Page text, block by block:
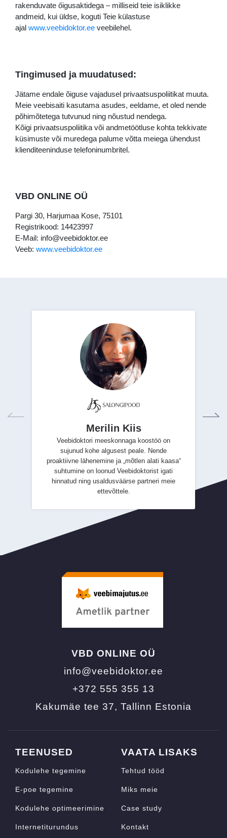
rakenduvate őigusaktidega – milliseid teie isiklikke
andmeid, kui üldse, koguti Teie külastuse
ajal www.veebidoktor.ee veebilehel.
Tingimused ja muudatused:
Jätame endale õiguse vajadusel privaatsuspoliitikat muuta.
Meie veebisaiti kasutama asudes, eeldame, et oled nende
põhimõtetega tutvunud ning nõustud nendega.
Kõigi privaatsuspoliitika või andmetöötluse kohta tekkivate
küsimuste või muredega palume võtta meiega ühendust
klienditeeninduse telefoninumbritel.
VBD ONLINE OÜ
Pargi 30, Harjumaa Kose, 75101
Registrikood: 14423997
E-Mail: info@veebidoktor.ee
Veeb: www.veebidoktor.ee
Merilin Kiis
Veebidoktori meeskonnaga koostöö on
sujunud kohe algusest peale. Nende
proaktiivne lähenemine ja „mõtlen alati kaasa“
suhtumine on loonud Veebidoktorist igati
hinnatud ning usaldusväärse partneri meie
ettevõttele.
VBD ONLINE OÜ
info@veebidoktor.ee
+372 555 355 13
Kakumäe tee 37, Tallinn Estonia
TEENUSED
Kodulehe tegemine
E-poe tegemine
Kodulehe optimeerimine
Internetiturundus
VAATA LISAKS
Tehtud tööd
Miks meie
Case study
Kontakt